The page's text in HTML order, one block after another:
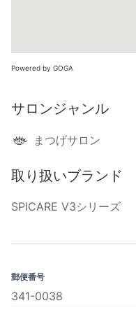
Powered by GOGA
サロンジャンル
まつげサロン
取り扱いブランド
SPICARE V3シリーズ
郵便番号
341-0038